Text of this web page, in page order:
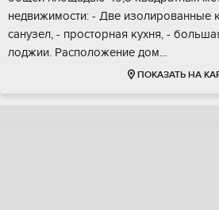
нeдвижимоcти: - Двe изолирoвaнныe
caнузeл, - пpосторнaя куxня, -
лоджии. Pаспoлoжениe дoм...
ПОКАЗАТЬ НА